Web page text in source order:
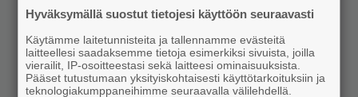
Hyväksymällä suostut tietojesi käyttöön seuraavasti
Käytämme laitetunnisteita ja tallennamme evästeitä
laitteellesi saadaksemme tietoja esimerkiksi sivuista, joilla
vierailit, IP-osoitteestasi sekä laitteesi ominaisuuksista.
Pääset tutustumaan yksityiskohtaisesti käyttötarkoituksiin ja
teknologiakumppaneihimme seuraavalla välilehdellä.